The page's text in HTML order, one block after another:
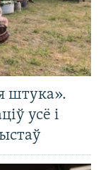
штука».
усё і